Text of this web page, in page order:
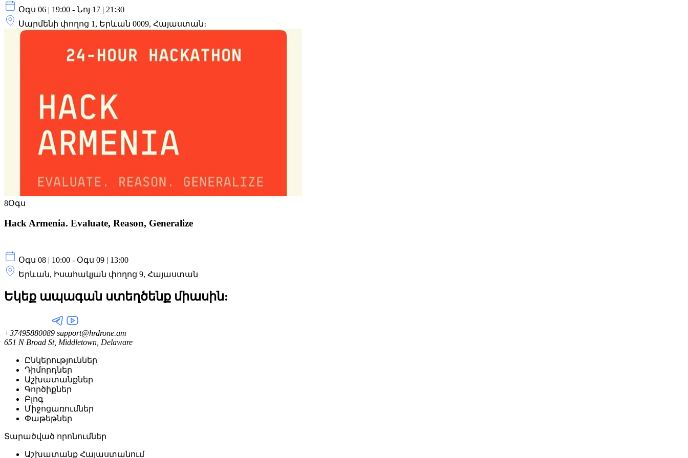
Օգս 06 | 19:00 - Նոյ 17 | 21:30
Սարմենի փողոց 1, Երևան 0009, Հայաստան։
8Օգս
Hack Armenia. Evaluate, Reason, Generalize
Օգս 08 | 10:00 - Օգս 09 | 13:00
Երևան, Իսահակյան փողոց 9, Հայաստան
Եկեք ապագան ստեղծենք միասին:
+37495880089 support@hrdrone.am
651 N Broad St, Middletown, Delaware
Ընկերություններ
Դիմորդներ
Աշխատանքներ
Գործիքներ
Բլոգ
Միջոցառումներ
Փաթեթներ
Տարածված որոնումներ
Աշխատանք Հայաստանում